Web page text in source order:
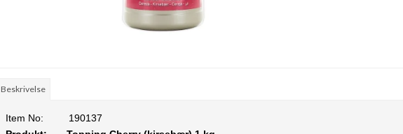
Beskrivelse
Item No: 190137